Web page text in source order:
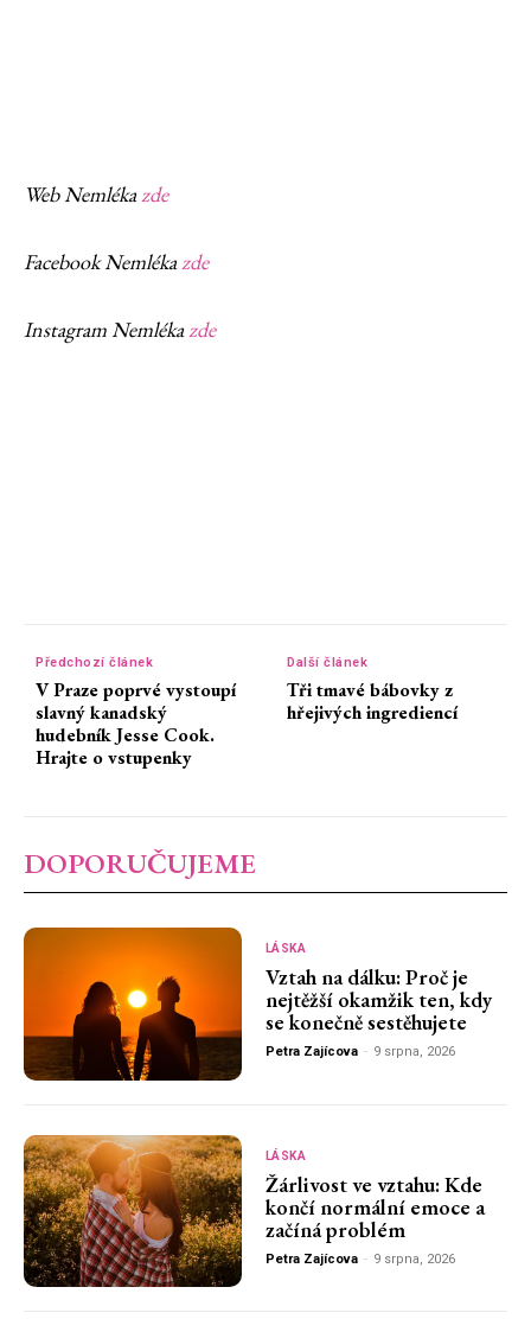
Web Nemlékazde
Facebook Nemlékazde
Instagram Nemlékazde
Předchozí článek
V Praze poprvé vystoupí
slavný kanadský
hudebník Jesse Cook.
Hrajte o vstupenky
Další článek
Tři tmavé bábovky z
hřejivých ingrediencí
DOPORUČUJEME
LÁSKA
Vztah na dálku: Proč je
nejtěžší okamžik ten, kdy
se konečně sestěhujete
Petra Zajícova - 9 srpna, 2026
LÁSKA
Žárlivost ve vztahu: Kde
končí normální emoce a
začíná problém
Petra Zajícova - 9 srpna, 2026